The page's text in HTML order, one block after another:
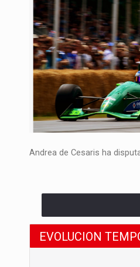
Andrea de Cesaris ha
EVOLUCION